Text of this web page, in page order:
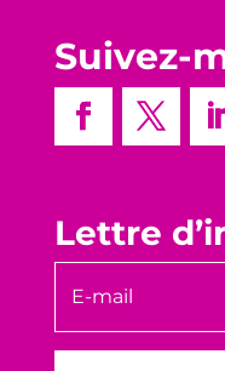
Suivez-
Lettre